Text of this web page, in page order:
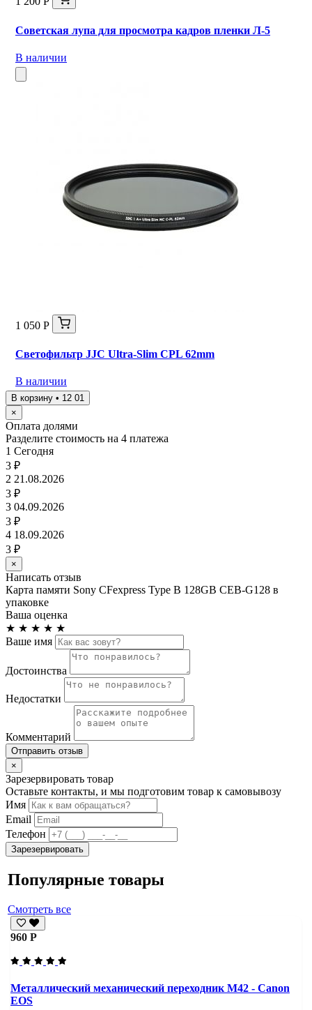
Советская лупа для просмотра кадров пленки Л-5
В наличии
1 050 Р
Светофильтр JJC Ultra-Slim CPL 62mm
В наличии
В корзину • 12 01
×
Оплата долями
Разделите стоимость на 4 платежа
1 Сегодня
3 ₽
2 21.08.2026
3 ₽
3 04.09.2026
3 ₽
4 18.09.2026
3 ₽
×
Написать отзыв
Карта памяти Sony CFexpress Type B 128GB CEB-G128 в
упаковке
Ваша оценка
★ ★ ★ ★ ★
Ваше имя
Достоинства
Недостатки
Комментарий
Отправить отзыв
×
Зарезервировать товар
Оставьте контакты, и мы подготовим товар к самовывозу
Имя
Email
Телефон
Зарезервировать
Популярные товары
Смотреть все
960 Р
Металлический механический переходник M42 - Canon
EOS